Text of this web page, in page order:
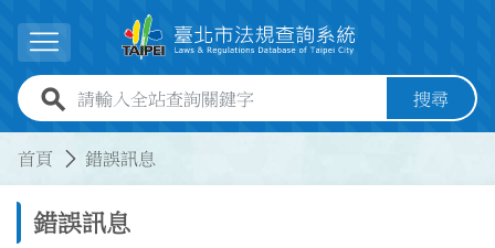
展開選單
全站查詢關鍵字欄位 搜尋
首頁 錯誤訊息
錯誤訊息